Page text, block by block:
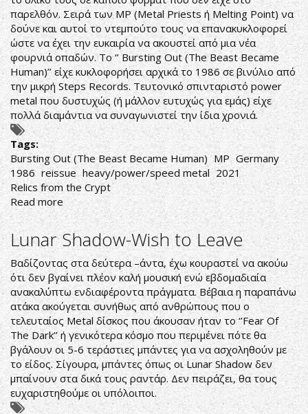
παρελθόν. Σειρά των MP (Metal Priests ή Melting Point) να
δούνε και αυτοί το ντεμπούτο τους να επανακυκλοφορεί
ώστε να έχει την ευκαιρία να ακουστεί από μια νέα
φουρνιά οπαδών. Το ‘’ Bursting Out (The Beast Became
Human)’’ είχε κυκλοφορήσει αρχικά το 1986 σε βινύλιο από
την μικρή Steps Records. Τευτονικό σπινταριστό power
metal που δυστυχώς (ή μάλλον ευτυχώς για εμάς) είχε
πολλά διαμάντια να συναγωνιστεί την ίδια χρονιά.
Tags:
Bursting Out (The Beast Became Human) MP Germany
1986 reissue heavy/power/speed metal 2021
Relics from the Crypt
Read more about
MP-
Bursting
Out
(The
Beast
Became
Human)
Lunar Shadow-Wish to Leave
Βαδίζοντας στα δεύτερα –άντα, έχω κουραστεί να ακούω
ότι δεν βγαίνει πλέον καλή μουσική ενώ εβδομαδιαία
ανακαλύπτω ενδιαφέροντα πράγματα. Βέβαια η παραπάνω
ατάκα ακούγεται συνήθως από ανθρώπους που ο
τελευταίος Metal δίσκος που άκουσαν ήταν το ‘’Fear Of
The Dark’’ ή γενικότερα κόσμο που περιμένει πότε θα
βγάλουν οι 5-6 τεράστιες μπάντες για να ασχοληθούν με
το είδος. Σίγουρα, μπάντες όπως οι Lunar Shadow δεν
μπαίνουν στα δικά τους ραντάρ. Δεν πειράζει, θα τους
ευχαριστηθούμε οι υπόλοιποι.